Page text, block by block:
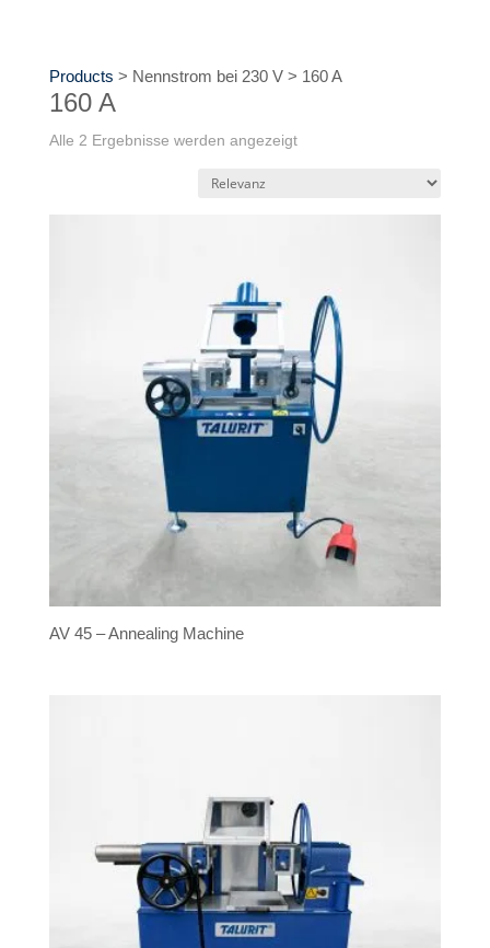
Products > Nennstrom bei 230 V> 160 A
160 A
Alle 2 Ergebnisse werden angezeigt
AV 45 – Annealing Machine